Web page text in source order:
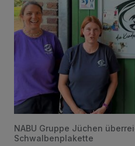
NABU Gruppe Jüchen
Schwalbenplakette